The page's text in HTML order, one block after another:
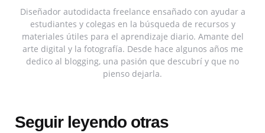
Diseñador autodidacta freelance ensañado con ayudar a
estudiantes y colegas en la búsqueda de recursos y
materiales útiles para el aprendizaje diario. Amante del
arte digital y la fotografía. Desde hace algunos años me
dedico al blogging, una pasión que descubrí y que no
pienso dejarla.
Seguir leyendo otras